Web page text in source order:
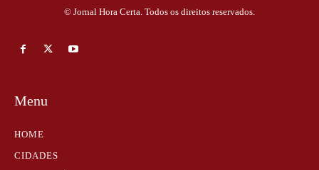
© Jornal Hora Certa. Todos os direitos reservados.
Menu
HOME
CIDADES